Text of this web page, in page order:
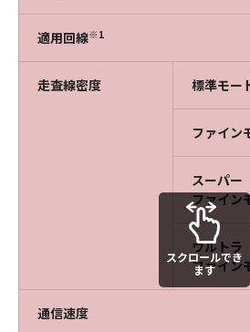
適用回線※1
走査線密度 標準モー
ファイン
スーパー
ファイン
ウルトラ
ファイン
通信速度
スクロールでき
ます